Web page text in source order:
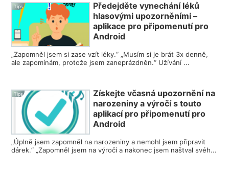
Tips
Předejděte vynechání léků
hlasovými upozorněními –
aplikace pro připomenutí pro
Android
„Zapomněl jsem si zase vzít léky.“ „Musím si je brát 3x denně,
ale zapomínám, protože jsem zaneprázdněn.“ Užívání ...
Tips
Získejte včasná upozornění na
narozeniny a výročí s touto
aplikací pro připomenutí pro
Android
„Úplně jsem zapomněl na narozeniny a nemohl jsem připravit
dárek.“ „Zapomněl jsem na výročí a nakonec jsem naštval svéh...